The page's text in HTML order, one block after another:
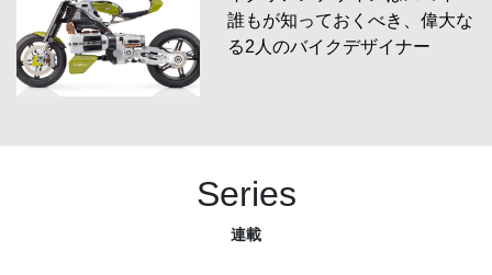
誰もが知っておくべき、偉大な
る2人のバイクデザイナー
Series
連載